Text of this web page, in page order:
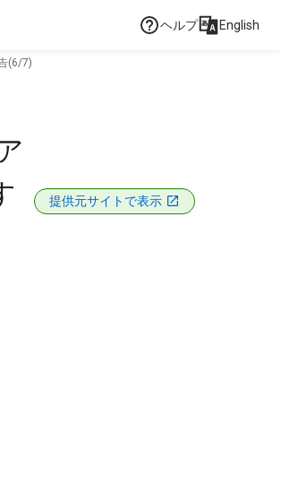
ヘルプ English
(6/7)
提供元サイトで表示